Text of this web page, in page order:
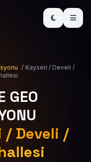
/ Kayseri / Develi /
GEO
/ Develi /